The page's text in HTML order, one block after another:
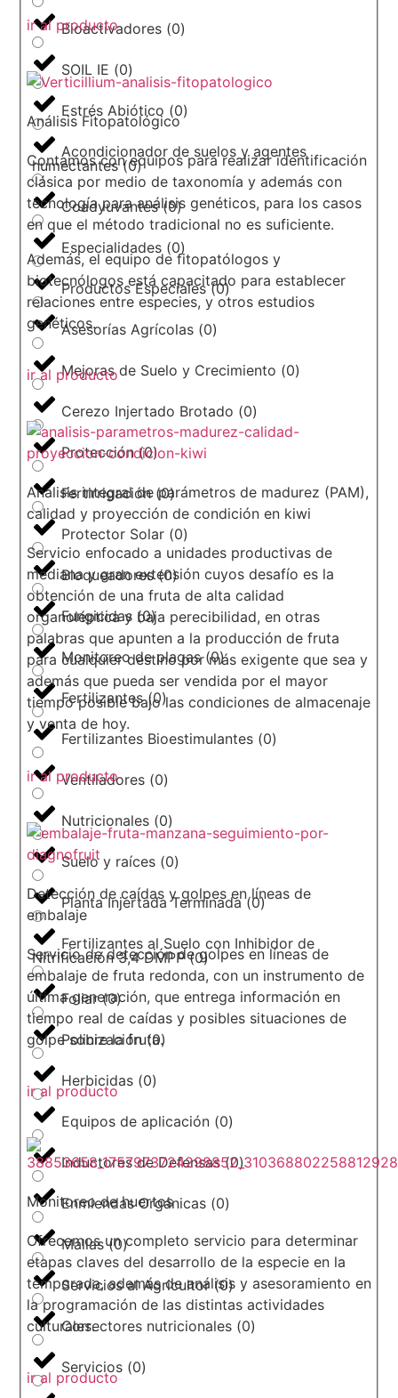
Bioactivadores (0)
SOIL IE (0)
Estrés Abiótico (0)
Acondicionador de suelos y agentes
humectantes (0)
Coadyuvantes (0)
Especialidades (0)
Productos Especiales (0)
Asesorías Agrícolas (0)
Mejoras de Suelo y Crecimiento (0)
Cerezo Injertado Brotado (0)
Protección (0)
Fertirrigación (0)
Protector Solar (0)
Bloqueadores (0)
Fungicidas (0)
Monitoreo de plagas (0)
Fertilizantes (0)
Fertilizantes Bioestimulantes (0)
Ventiladores (0)
Nutricionales (0)
Suelo y raíces (0)
Planta Injertada Terminada (0)
Fertilizantes al Suelo con Inhibidor de
Nitrificación 3,4 DMPP (0)
Foliar (0)
Polinización (0)
Herbicidas (0)
Equipos de aplicación (0)
Inductores de Defensas (0)
Enmiendas Orgánicas (0)
Mallas (0)
Servicios al Agricultor (0)
Correctores nutricionales (0)
Servicios (0)
ir al producto
Análisis Fitopatológico
Contamos con equipos para realizar identificación
clásica por medio de taxonomía y además con
tecnología para análisis genéticos, para los casos
en que el método tradicional no es suficiente.
Además, el equipo de fitopatólogos y
biotecnólogos está capacitado para establecer
relaciones entre especies, y otros estudios
genéticos.
ir al producto
Análisis integral de parámetros de madurez (PAM),
calidad y proyección de condición en kiwi
Servicio enfocado a unidades productivas de
mediana y gran extensión cuyos desafío es la
obtención de una fruta de alta calidad
organoléptica y baja perecibilidad, en otras
palabras que apunten a la producción de fruta
para cualquier destino por más exigente que sea y
además que pueda ser vendida por el mayor
tiempo posible bajo las condiciones de almacenaje
y venta de hoy.
ir al producto
Detección de caídas y golpes en líneas de
embalaje
Servicio de detección de golpes en líneas de
embalaje de fruta redonda, con un instrumento de
última generación, que entrega información en
tiempo real de caídas y posibles situaciones de
golpe sobre la fruta.
ir al producto
Monitoreo de huertos
Ofrecemos un completo servicio para determinar
etapas claves del desarrollo de la especie en la
temporada, además de análisis y asesoramiento en
la programación de las distintas actividades
culturales.
ir al producto